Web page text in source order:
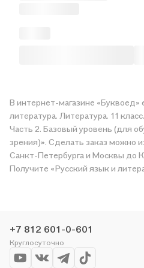
В интернет-магазине «Буквоед»
литература. Литература. 11
Часть 2. Базовый уровень (для обучающихся с нарушением
зрения)». Сделать заказ можно
Санкт-Петербурга и Москвы до
Получите «Русский язык и
по приятной цене. Например,
проводим акции. Оставайтесь с
выгоду!
+7 812 601-0-601
Круглосуточно